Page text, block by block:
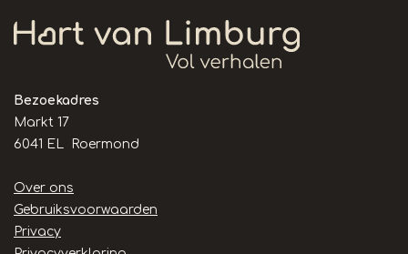
Bezoekadres
Markt 17
6041 EL Roermond
Handige
links
Over ons
Gebruiksvoorwaarden
Privacy